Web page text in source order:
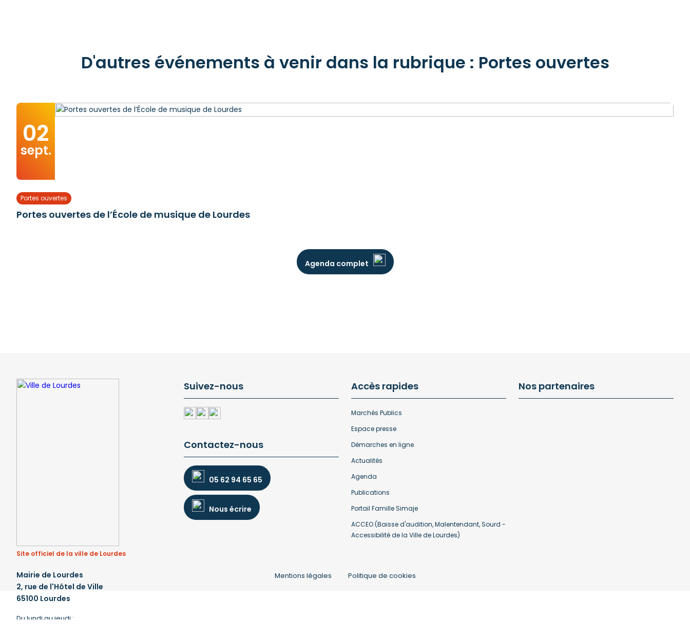
D'autres événements à venir dans la rubrique : Portes ouvertes
02
sept.
Portes ouvertes
Portes ouvertes de l’École de musique de Lourdes
Agenda complet
Site officiel de la ville de Lourdes
Mairie de Lourdes
2, rue de l'Hôtel de Ville
65100 Lourdes
Du lundi au jeudi :
Suivez-nous
Contactez-nous
05 62 94 65 65
Nous écrire
Accès rapides
Marchés Publics
Espace presse
Démarches en ligne
Actualités
Agenda
Publications
Portail Famille Simaje
ACCEO (Baisse d'audition, Malentendant, Sourd -
Accessibilité de la Ville de Lourdes)
Nos partenaires
Mentions légales Politique de cookies